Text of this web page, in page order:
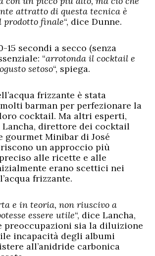
attratto di questa tecnica è
prodotto finale“, dice Dunne.
15 secondi a secco (senza
“arrotonda il cocktail e
setoso“, spiega.
frizzante è stata
barman per perfezionare la
cocktail. Ma altri esperti,
Lancha, direttore dei cocktail
gourmet Minibar di José
un approccio più
alle ricette e alle
erano scettici nei
frizzante.
e in teoria, non riuscivo a
essere utile“, dice Lancha,
preoccupazioni sia la diluizione
incapacità degli albumi
all’anidride carbonica